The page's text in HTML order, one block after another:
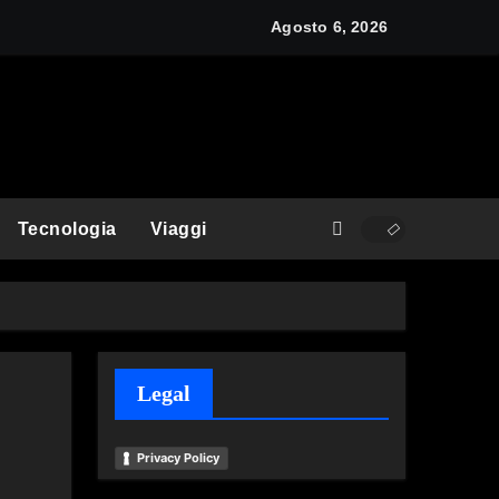
Agosto 6, 2026
Tecnologia Viaggi
Legal
Privacy Policy